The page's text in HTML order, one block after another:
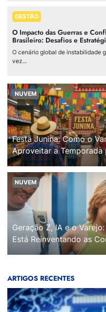
GESTÃO
O Impacto das Guerras e
Brasileiro: Desafios e
O cenário global de instabilidade
vez...
NUVEM
Festa Junina: Como o
Aproveitar a Temporada
NUVEM
Geração Z, IA e o
Está Reinventando as
ARTIGOS RECENTES